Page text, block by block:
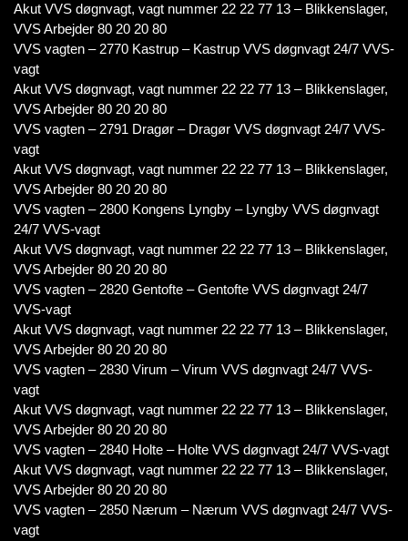
Akut VVS døgnvagt, vagt nummer 22 22 77 13 – Blikkenslager,
VVS Arbejder 80 20 20 80
VVS vagten – 2770 Kastrup – Kastrup VVS døgnvagt 24/7 VVS-
vagt
Akut VVS døgnvagt, vagt nummer 22 22 77 13 – Blikkenslager,
VVS Arbejder 80 20 20 80
VVS vagten – 2791 Dragør – Dragør VVS døgnvagt 24/7 VVS-
vagt
Akut VVS døgnvagt, vagt nummer 22 22 77 13 – Blikkenslager,
VVS Arbejder 80 20 20 80
VVS vagten – 2800 Kongens Lyngby – Lyngby VVS døgnvagt
24/7 VVS-vagt
Akut VVS døgnvagt, vagt nummer 22 22 77 13 – Blikkenslager,
VVS Arbejder 80 20 20 80
VVS vagten – 2820 Gentofte – Gentofte VVS døgnvagt 24/7
VVS-vagt
Akut VVS døgnvagt, vagt nummer 22 22 77 13 – Blikkenslager,
VVS Arbejder 80 20 20 80
VVS vagten – 2830 Virum – Virum VVS døgnvagt 24/7 VVS-
vagt
Akut VVS døgnvagt, vagt nummer 22 22 77 13 – Blikkenslager,
VVS Arbejder 80 20 20 80
VVS vagten – 2840 Holte – Holte VVS døgnvagt 24/7 VVS-vagt
Akut VVS døgnvagt, vagt nummer 22 22 77 13 – Blikkenslager,
VVS Arbejder 80 20 20 80
VVS vagten – 2850 Nærum – Nærum VVS døgnvagt 24/7 VVS-
vagt